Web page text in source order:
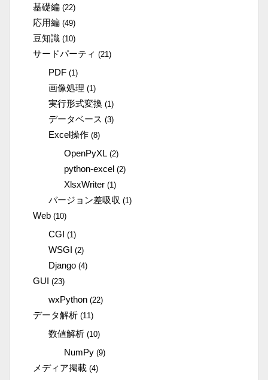
基礎編 (22)
応用編 (49)
豆知識 (10)
サードパーティ (21)
PDF (1)
画像処理 (1)
実行形式変換 (1)
データベース (3)
Excel操作 (8)
OpenPyXL (2)
python-excel (2)
XlsxWriter (1)
バージョン差吸収 (1)
Web (10)
CGI (1)
WSGI (2)
Django (4)
GUI (23)
wxPython (22)
データ解析 (11)
数値解析 (10)
NumPy (9)
メディア掲載 (4)